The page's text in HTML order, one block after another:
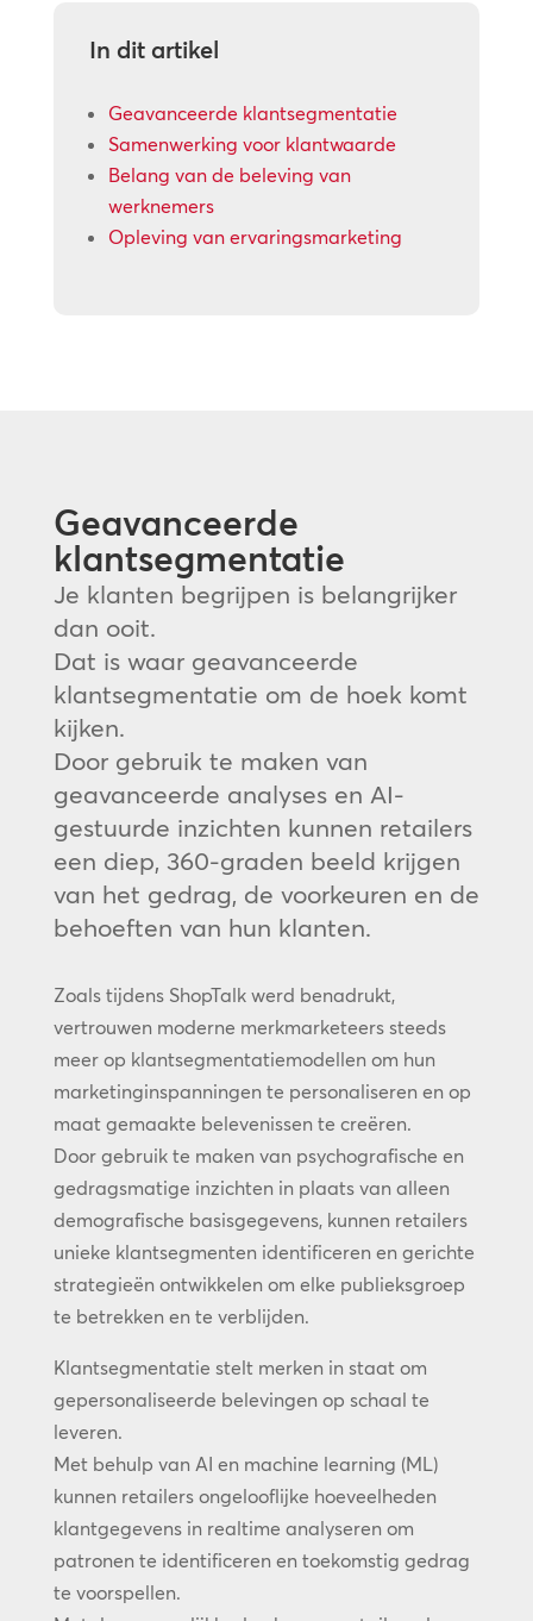
In dit artikel
Geavanceerde klantsegmentatie
Samenwerking voor klantwaarde
Belang van de beleving van
werknemers
Opleving van ervaringsmarketing
Geavanceerde
klantsegmentatie
Je klanten begrijpen is belangrijker
dan ooit.
Dat is waar geavanceerde
klantsegmentatie om de hoek komt
kijken.
Door gebruik te maken van
geavanceerde analyses en AI-
gestuurde inzichten kunnen retailers
een diep, 360-graden beeld krijgen
van het gedrag, de voorkeuren en de
behoeften van hun klanten.
Zoals tijdens ShopTalk werd benadrukt,
vertrouwen moderne merkmarketeers steeds
meer op klantsegmentatiemodellen om hun
marketinginspanningen te personaliseren en op
maat gemaakte belevenissen te creëren.
Door gebruik te maken van psychografische en
gedragsmatige inzichten in plaats van alleen
demografische basisgegevens, kunnen retailers
unieke klantsegmenten identificeren en gerichte
strategieën ontwikkelen om elke publieksgroep
te betrekken en te verblijden.
Klantsegmentatie stelt merken in staat om
gepersonaliseerde belevingen op schaal te
leveren.
Met behulp van AI en machine learning (ML)
kunnen retailers ongelooflijke hoeveelheden
klantgegevens in realtime analyseren om
patronen te identificeren en toekomstig gedrag
te voorspellen.